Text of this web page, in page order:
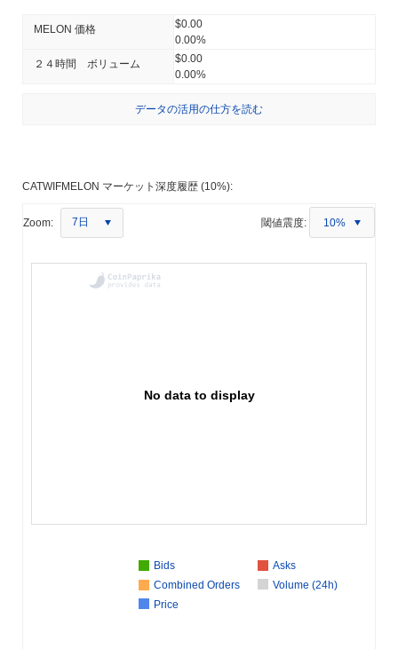
MELON 価格
$0.00
0.00%
２４時間 ボリューム
$0.00
0.00%
データの活用の仕方を読む
CATWIFMELON マーケット深度履歴 (10%):
Zoom: 7日 閾値震度: 10%
No data to display
Bids
Asks
Combined Orders
Volume (24h)
Price